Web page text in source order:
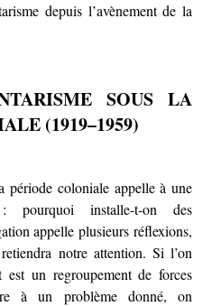
depuis l’avènement de la
SOUS LA
(1919–1959)
période coloniale appelle à une
: pourquoi installe-t-on des
appelle plusieurs réflexions,
notre attention. Si l’on
est un regroupement de forces
à un problème donné, on